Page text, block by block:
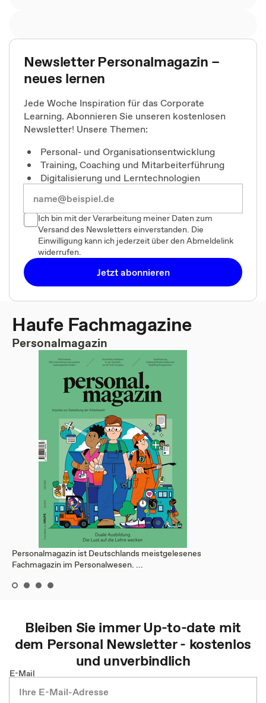
Newsletter Personalmagazin –
neues lernen
Jede Woche Inspiration für das Corporate
Learning. Abonnieren Sie unseren kostenlosen
Newsletter! Unsere Themen:
Personal- und Organisationsentwicklung
Training, Coaching und Mitarbeiterführung
Digitalisierung und Lerntechnologien
Ich bin mit der Verarbeitung meiner Daten zum
Versand des Newsletters einverstanden. Die
Einwilligung kann ich jederzeit über den Abmeldelink
widerrufen.
Jetzt abonnieren
Haufe Fachmagazine
Personalmagazin
Personalmagazin ist Deutschlands meistgelesenes
Fachmagazin im Personalwesen. ...
Bleiben Sie immer Up-to-date mit
dem Personal Newsletter - kostenlos
und unverbindlich
E-Mail